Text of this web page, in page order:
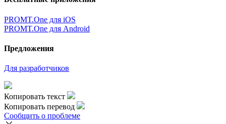
PROMT.One для iOS
PROMT.One для Android
Предложения
Для разработчиков
Копировать текст
Копировать перевод
Сообщить о проблеме